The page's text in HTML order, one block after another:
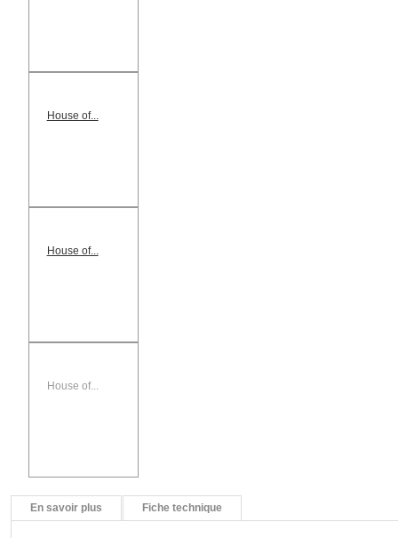
House of...
House of...
House of...
En savoir plus Fiche technique